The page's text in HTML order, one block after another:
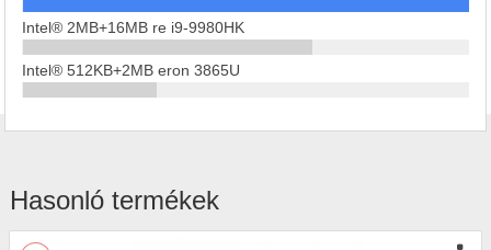
Intel® 2MB+16MB re i9-9980HK
Intel® 512KB+2MB eron 3865U
Hasonló termékek